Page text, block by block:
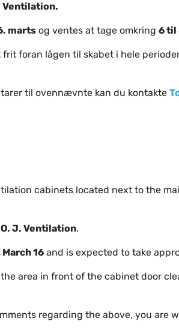
Ventilation.
martsog ventes at tage omkring 6 til
foran lågen til skabet i hele
til ovennævnte kan du kontakte
cabinets located next to the
O. J. Ventilation.
16and is expected to take
area in front of the cabinet door
regarding the above, you are